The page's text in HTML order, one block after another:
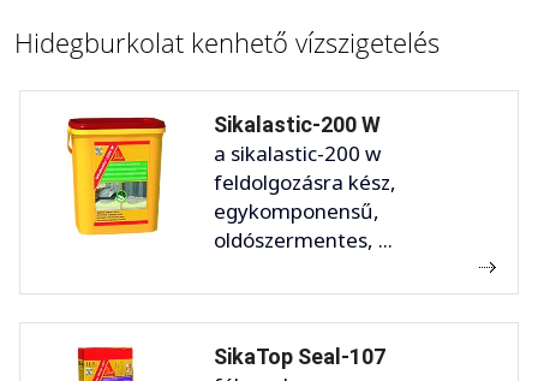
Hidegburkolat kenhető vízszigetelés
Sikalastic-200 W
a sikalastic-200 w
feldolgozásra kész,
egykomponensű,
oldószermentes, ...
SikaTop Seal-107